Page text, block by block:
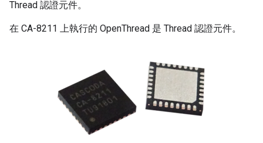
Thread 認證元件。
在 CA-8211 上執行的 OpenThread 是 Thread 認證元件。